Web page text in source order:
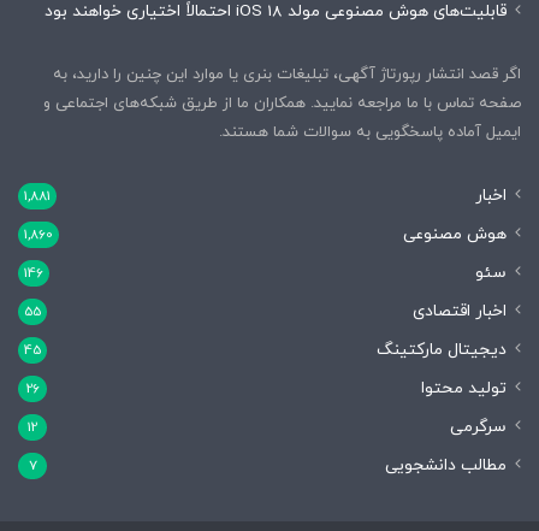
قابلیت‌های هوش مصنوعی مولد iOS 18 احتمالاً اختیاری خواهند بود
اگر قصد انتشار رپورتاژ آگهی، تبلیغات بنری یا موارد این چنین را دارید، به
صفحه تماس با ما مراجعه نمایید. همکاران ما از طریق شبکه‌های اجتماعی و
ایمیل آماده پاسخگویی به سوالات شما هستند.
اخبار 1,881
هوش مصنوعی 1,860
سئو 146
اخبار اقتصادی 55
دیجیتال مارکتینگ 45
تولید محتوا 26
سرگرمی 12
مطالب دانشجویی 7